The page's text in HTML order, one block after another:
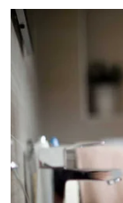
ट
खे
ट
P